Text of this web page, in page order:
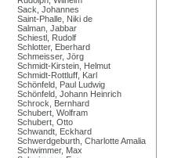
Sack, Johannes
Saint-Phalle, Niki de
Salman, Jabbar
Schiestl, Rudolf
Schlotter, Eberhard
Schmeisser, Jörg
Schmidt-Kirstein, Helmut
Schmidt-Rottluff, Karl
Schönfeld, Paul Ludwig
Schönfeld, Johann Heinrich
Schrock, Bernhard
Schubert, Wolfram
Schubert, Otto
Schwandt, Eckhard
Schwerdgeburth, Charlotte Amalia
Schwimmer, Max